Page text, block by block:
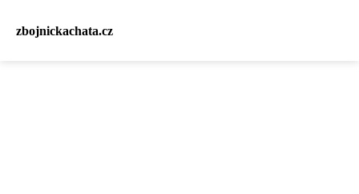
zbojnickachata.cz